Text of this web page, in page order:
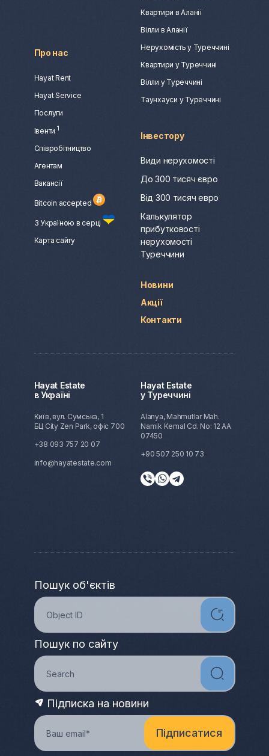
Про нас
Hayat Rent
Hayat Service
Послуги
Івенти 1
Співробітництво
Агентам
Вакансії
Bitcoin accepted
З Україною в серці
Карта сайту
Квартири в Аланії
Вілли в Аланії
Нерухомість у Туреччині
Квартири у Туреччині
Вілли у Туреччині
Таунхауси у Туреччині
Інвестору
Види нерухомості
До 300 тисяч євро
Від 300 тисяч евро
Калькулятор
прибутковості
нерухомості
Туреччини
Новини
Акції
Контакти
Hayat Estate
в Україні
Київ, вул. Сумська, 1
БЦ City Zen Park, офіс 700
+38 093 757 20 07
info@hayatestate.com
Hayat Estate
у Туреччині
Alanya, Mahmutlar Mah.
Namik Kemal Cd. No: 12 AA
07450
+90 507 250 10 73
Пошук об'єктів
Пошук по сайту
Підписка на новини